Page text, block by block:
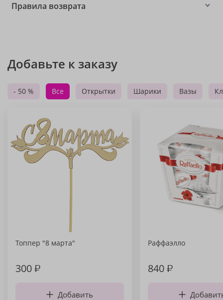
Правила возврата
Добавьте к заказу
- 50 % Все Открытки Шарики Вазы
Топпер "8 марта"
300₽
Добавить
Раффаэлло
840₽